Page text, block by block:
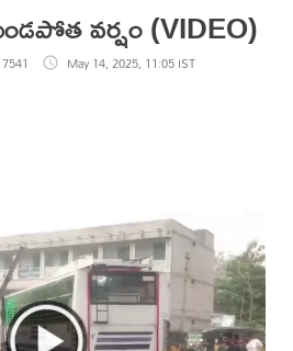
వర్షం (VIDEO)
May 14, 2025, 11:05 IST